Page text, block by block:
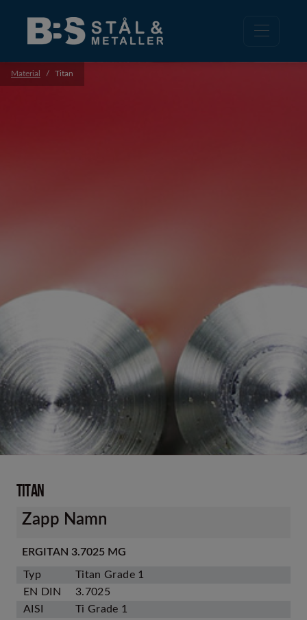
Material Titan
Titan
Zapp Namn
ERGITAN 3.7025 MG
Typ
Titan Grade 1
EN DIN
3.7025
AISI
Ti Grade 1